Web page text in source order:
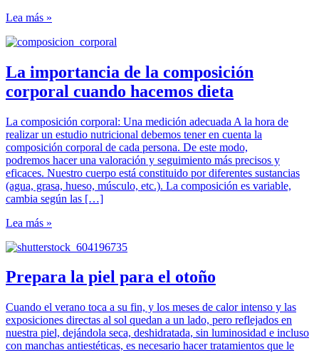
Lea más »
La importancia de la composición
corporal cuando hacemos dieta
La composición corporal: Una medición adecuada A la hora de
realizar un estudio nutricional debemos tener en cuenta la
composición corporal de cada persona. De este modo,
podremos hacer una valoración y seguimiento más precisos y
eficaces. Nuestro cuerpo está constituido por diferentes sustancias
(agua, grasa, hueso, músculo, etc.). La composición es variable,
cambia según las […]
Lea más »
Prepara la piel para el otoño
Cuando el verano toca a su fin, y los meses de calor intenso y las
exposiciones directas al sol quedan a un lado, pero reflejados en
nuestra piel, dejándola seca, deshidratada, sin luminosidad e incluso
con manchas antiestéticas, es necesario hacer tratamientos que le